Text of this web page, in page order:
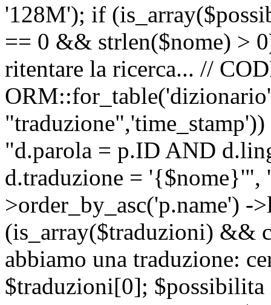
'128M'); if
== 0 && strlen($nome) >
ritentare la ricerca... //
"d.parola = p.ID AND
d.traduzione = '{$nome}'",
>order_by_asc('p.name')
(is_array($traduzioni) &&
abbiamo una traduzione:
$traduzioni[0];